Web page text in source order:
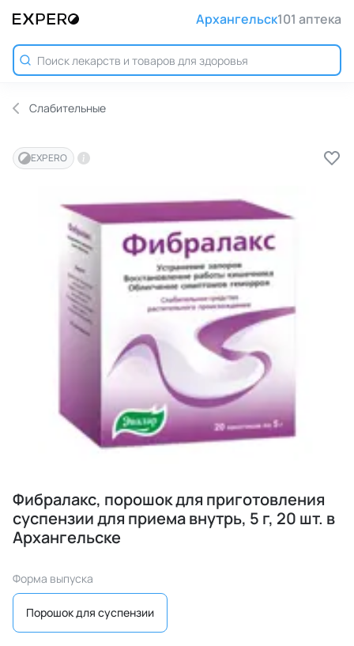
Архангельск101 аптека
Слабительные
EXPERO
Фибралакс, порошок для приготовления
суспензии для приема внутрь, 5 г, 20 шт. в
Архангельске
Форма выпуска
Порошок для суспензии